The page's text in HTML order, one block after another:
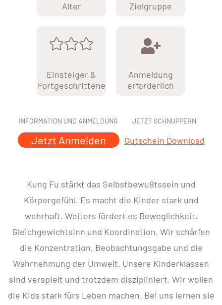
Alter Zielgruppe
Einsteiger &
Fortgeschrittene
Anmeldung
erforderlich
INFORMATION UND ANMELDUNG
Jetzt Anmelden
JETZT SCHNUPPERN
Gutschein Download
Kung Fu stärkt das Selbstbewußtssein und
Körpergefühl. Es macht die Kinder stark und
wehrhaft. Weiters fördert es Beweglichkeit,
Gleichgewichtsinn und Koordination. Wir schärfen
die Konzentration, Beobachtungsgabe und die
Wahrnehmung der Umwelt. Unsere Kinderklassen
sind verspielt und trotzdem diszipliniert. Wir wollen
die Kids stark fürs Leben machen. Bei uns lernen sie